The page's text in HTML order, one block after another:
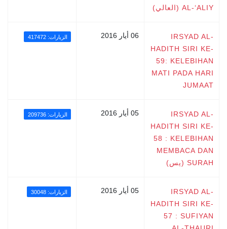
AL-‘ALIY (العالي)
IRSYAD AL-
HADITH SIRI KE-
59: KELEBIHAN
MATI PADA HARI
JUMAAT
06 أيار 2016 الزيارات: 417472
IRSYAD AL-
HADITH SIRI KE-
58 : KELEBIHAN
MEMBACA DAN
SURAH (يس)
05 أيار 2016 الزيارات: 209736
IRSYAD AL-
HADITH SIRI KE-
57 : SUFIYAN
05 أيار 2016 الزيارات: 30048